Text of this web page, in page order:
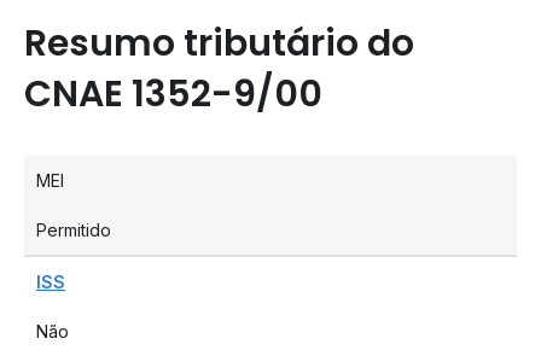
Resumo tributário do
CNAE 1352-9/00
MEI
Permitido
ISS
Não